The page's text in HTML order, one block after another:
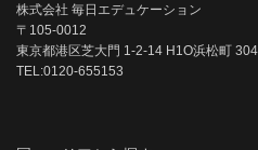
株式会社 毎日エデュケーション
〒105-0012
東京都港区芝大門 1-2-14 H1O浜松町
TEL:0120-655153